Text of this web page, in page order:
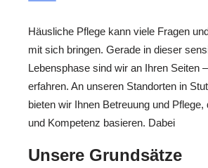
Häusliche Pflege kann viele Fragen
mit sich bringen. Gerade in dieser
Lebensphase sind wir an Ihren Seiten
erfahren. An unseren Standorten in
bieten wir Ihnen Betreuung und Pflege,
und Kompetenz basieren. Dabei
Unsere Grundsätze